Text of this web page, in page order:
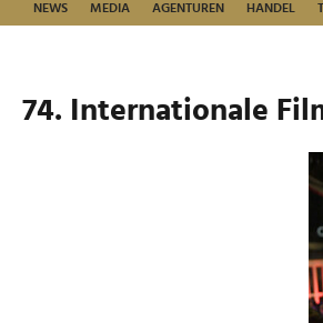
NEWS MEDIA AGENTUREN HANDEL
74. Internationale